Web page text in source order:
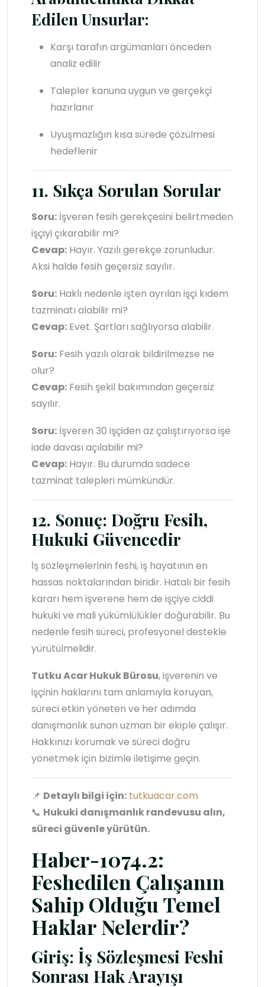
Edilen Unsurlar:
Karşı tarafın argümanları önceden
analiz edilir
Talepler kanuna uygun ve gerçekçi
hazırlanır
Uyuşmazlığın kısa sürede çözülmesi
hedeflenir
11. Sıkça Sorulan Sorular
Soru: İşveren fesih gerekçesini belirtmeden
işçiyi çıkarabilir mi?
Cevap: Hayır. Yazılı gerekçe zorunludur.
Aksi halde fesih geçersiz sayılır.
Soru: Haklı nedenle işten ayrılan işçi kıdem
tazminatı alabilir mi?
Cevap: Evet. Şartları sağlıyorsa alabilir.
Soru: Fesih yazılı olarak bildirilmezse ne
olur?
Cevap: Fesih şekil bakımından geçersiz
sayılır.
Soru: İşveren 30 işçiden az çalıştırıyorsa işe
iade davası açılabilir mi?
Cevap: Hayır. Bu durumda sadece
tazminat talepleri mümkündür.
12. Sonuç: Doğru Fesih,
Hukuki Güvencedir
İş sözleşmelerinin feshi, iş hayatının en
hassas noktalarından biridir. Hatalı bir fesih
kararı hem işverene hem de işçiye ciddi
hukuki ve mali yükümlülükler doğurabilir. Bu
nedenle fesih süreci, profesyonel destekle
yürütülmelidir.
Tutku Acar Hukuk Bürosu, işverenin ve
işçinin haklarını tam anlamıyla koruyan,
süreci etkin yöneten ve her adımda
danışmanlık sunan uzman bir ekiple çalışır.
Hakkınızı korumak ve süreci doğru
yönetmek için bizimle iletişime geçin.
📌 Detaylı bilgi için: tutkuacar.com
📞 Hukuki danışmanlık randevusu alın,
süreci güvenle yürütün.
Haber-1074.2:
Feshedilen Çalışanın
Sahip Olduğu Temel
Haklar Nelerdir?
Giriş: İş Sözleşmesi Feshi
Sonrası Hak Arayışı